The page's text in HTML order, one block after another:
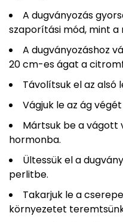
A dugványozás
szaporítási mód, mint a
A dugványozáshoz
20 cm-es ágat a
Távolítsuk el az alsó
Vágjuk le az ág
Mártsuk be a
hormonba.
Ültessük el a
perlitbe.
Takarjuk le a
környezetet